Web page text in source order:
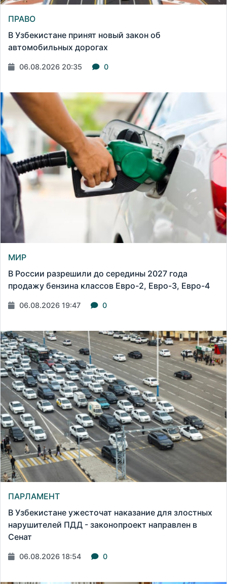
ПРАВО
В Узбекистане принят новый закон об
автомобильных дорогах
06.08.2026 20:35 0
МИР
В России разрешили до середины 2027 года
продажу бензина классов Евро-2, Евро-3, Евро-4
06.08.2026 19:47 0
ПАРЛАМЕНТ
В Узбекистане ужесточат наказание для злостных
нарушителей ПДД - законопроект направлен в
Сенат
06.08.2026 18:54 0